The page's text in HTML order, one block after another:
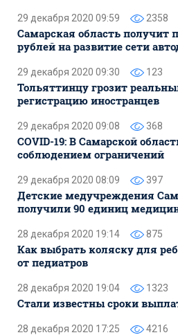
29 декабря 2020 09:59 2358
Самарская область получит
рублей на развитие сети
29 декабря 2020 09:30 123
Тольяттинцу грозит
регистрацию иностранцев
29 декабря 2020 09:08 368
COVID-19: В Самарской
соблюдением ограничений
29 декабря 2020 08:09 397
Детские медучреждения
получили 90 единиц
28 декабря 2020 19:14 875
Как выбрать коляску для
от педиатров
28 декабря 2020 19:04 1323
Стали известны сроки
28 декабря 2020 17:25 4216